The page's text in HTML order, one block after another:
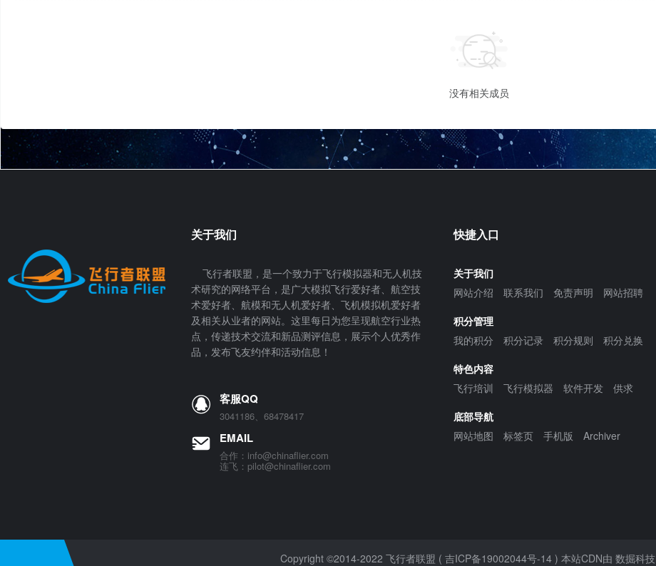
没有相关成员
关于我们
飞行者联盟，是一个致力于飞行模拟器和无人机技
术研究的网络平台，是广大模拟飞行爱好者、航空技
术爱好者、航模和无人机爱好者、飞机模拟机爱好者
及相关从业者的网站。这里每日为您呈现航空行业热
点，传递技术交流和新品测评信息，展示个人优秀作
品，发布飞友约伴和活动信息！
客服QQ
3041186、68478417
EMAIL
合作：info@chinaflier.com
连飞：pilot@chinaflier.com
快捷入口
关于我们
网站介绍
联系我们 免责声明
网站招聘
积分管理
我的积分
积分记录 积分规则
积分兑换
特色内容
飞行培训
飞行模拟器 软件开发
供求
底部导航
网站地图
标签页 手机版 Archiver
Copyright ©2014-2022 飞行者联盟 ( 吉ICP备19002044号-14 ) 本站CDN由 数掘科技